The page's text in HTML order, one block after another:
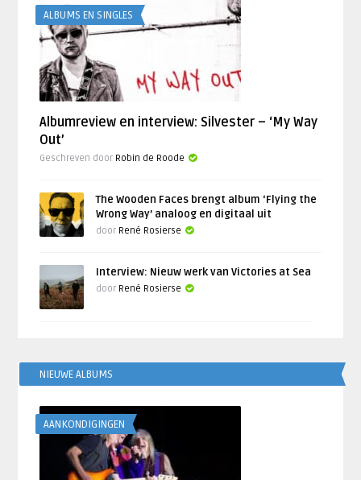
ALBUMS EN SINGLES
Albumreview en interview: Silvester – ‘My Way
Out’
Geschreven door Robin de Roode
The Wooden Faces brengt album ‘Flying the
Wrong Way’ analoog en digitaal uit
door René Rosierse
Interview: Nieuw werk van Victories at Sea
door René Rosierse
NIEUWE ALBUMS
AANKONDIGINGEN